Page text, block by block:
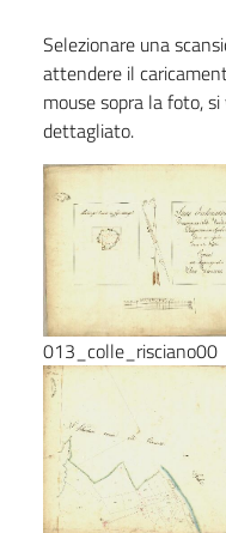
Selezionare una
attendere il
mouse sopra la foto,
dettagliato.
013_colle_risciano00